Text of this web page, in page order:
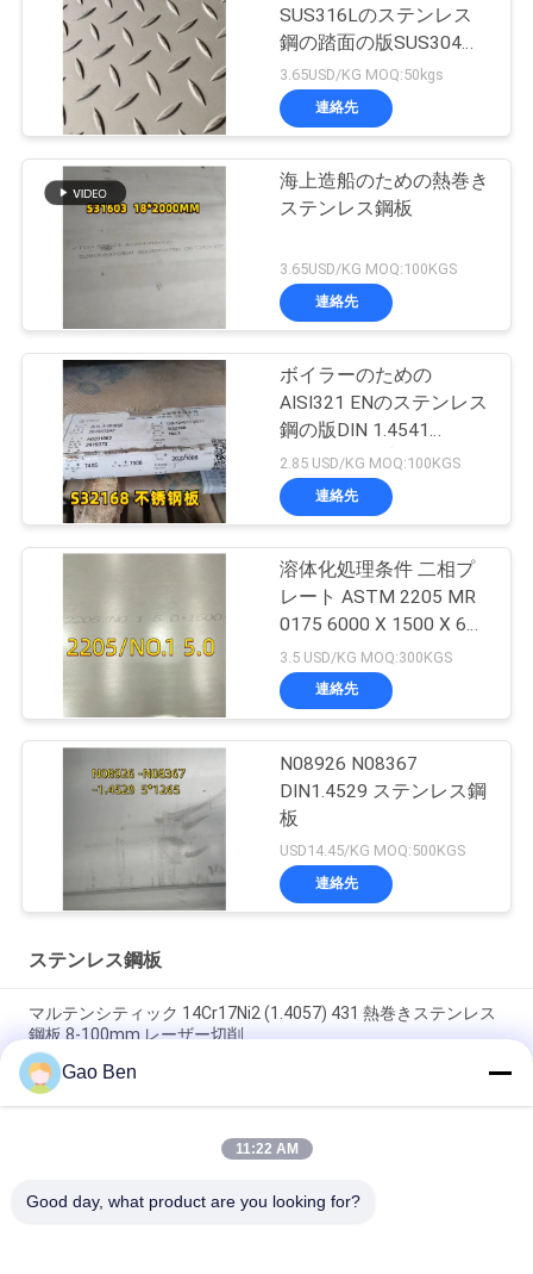
SUS316Lのステンレス
鋼の踏面の版SUS304
SUS316L
3.65USD/KG MOQ:50kgs
連絡先
海上造船のための熱巻き
ステンレス鋼板
3.65USD/KG MOQ:100KGS
連絡先
ボイラーのための
AISI321 ENのステンレス
鋼の版DIN 1.4541
S32168つや出しの
10mm
2.85 USD/KG MOQ:100KGS
連絡先
溶体化処理条件 二相プ
レート ASTM 2205 MR
0175 6000 X 1500 X 6
Thk
3.5 USD/KG MOQ:300KGS
連絡先
N08926 N08367
DIN1.4529 ステンレス鋼
板
USD14.45/KG MOQ:500KGS
連絡先
ステンレス鋼板
マルテンシティック 14Cr17Ni2 (1.4057) 431 熱巻きステンレス
鋼板 8-100mm レーザー切削
合金 20 プレート Incoloy20 カーペンター20Cb-3 UNSN08020
2.4460 8MM X 1500 X 6000MM
高温耐性熱巻き DIN 1.4845 SUS 310S AISI 310S INOXステンレ
Gao Ben
11:22 AM
Good day, what product are you looking for?